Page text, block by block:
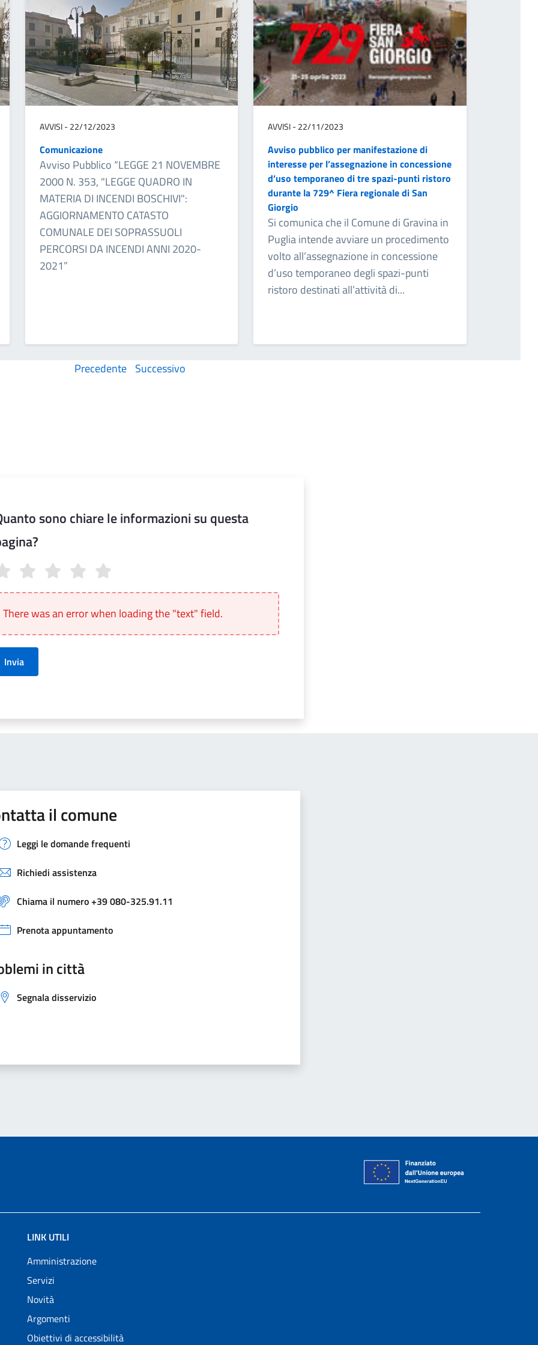
AVVISI - 22/12/2023
Comunicazione
Avviso Pubblico “LEGGE 21 NOVEMBRE
2000 N. 353, "LEGGE QUADRO IN
MATERIA DI INCENDI BOSCHIVI":
AGGIORNAMENTO CATASTO
COMUNALE DEI SOPRASSUOLI
PERCORSI DA INCENDI ANNI 2020-
2021”
AVVISI - 22/11/2023
Avviso pubblico per manifestazione di
interesse per l’assegnazione in concessione
d’uso temporaneo di tre spazi-punti ristoro
durante la 729^ Fiera regionale di San
Giorgio
Si comunica che il Comune di Gravina in
Puglia intende avviare un procedimento
volto all’assegnazione in concessione
d’uso temporaneo degli spazi-punti
ristoro destinati all’attività di...
Precedente Successivo
sono chiare le informazioni su questa
There was an error when loading the "text" field.
Invia
il comune
Leggi le domande frequenti
Richiedi assistenza
Chiama il numero +39 080-325.91.11
Prenota appuntamento
in città
Segnala disservizio
LINK UTILI
Amministrazione
Servizi
Novità
Argomenti
Obiettivi di accessibilità